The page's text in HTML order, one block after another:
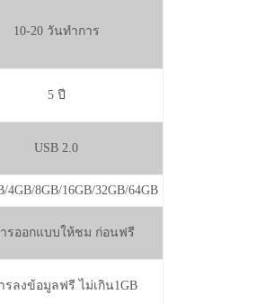
10-20 วันทำการ
5 ปี
USB 2.0
4GB/8GB/16GB/32GB/64GB
รออกแบบให้ชม ก่อนฟรี
รลงข้อมูลฟรี ไม่เกิน1GB